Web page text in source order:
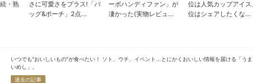
うまいめし
いつでも“おいしいもの”が食べたい！ ソト、ウチ、イベント…とにかくおいしい情報を届ける「うま
いめし」。
過去の記事